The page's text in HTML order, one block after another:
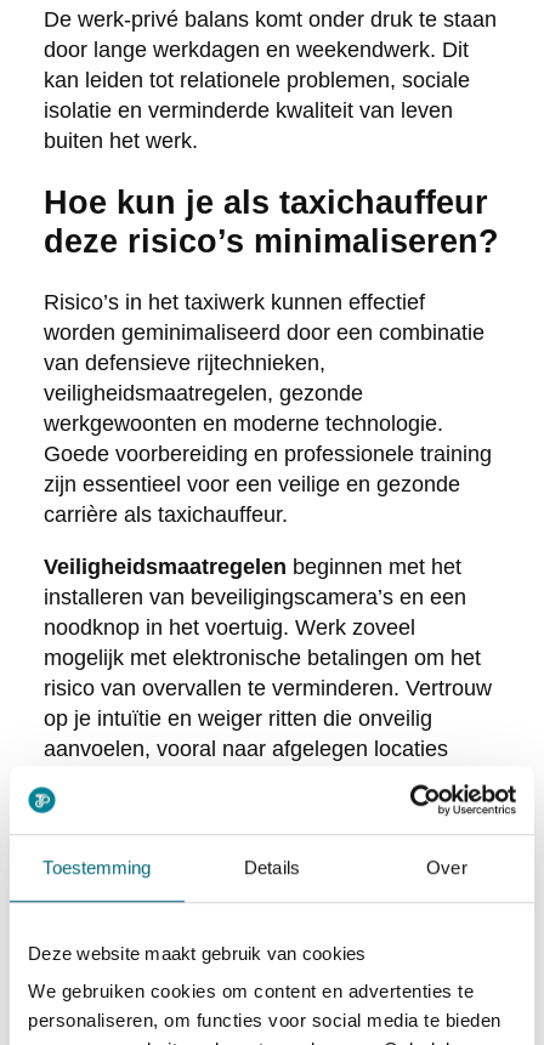
Toestemming Details Over
Deze website maakt gebruik van cookies
We gebruiken cookies om content en advertenties te
personaliseren, om functies voor social media te bieden
De werk-privé balans komt onder druk te staan
door lange werkdagen en weekendwerk. Dit
kan leiden tot relationele problemen, sociale
isolatie en verminderde kwaliteit van leven
buiten het werk.
Hoe kun je als taxichauffeur
deze risico’s minimaliseren?
Risico’s in het taxiwerk kunnen effectief
worden geminimaliseerd door een combinatie
van defensieve rijtechnieken,
veiligheidsmaatregelen, gezonde
werkgewoonten en moderne technologie.
Goede voorbereiding en professionele training
zijn essentieel voor een veilige en gezonde
carrière als taxichauffeur.
Veiligheidsmaatregelen beginnen met het
installeren van beveiligingscamera’s en een
noodknop in het voertuig. Werk zoveel
mogelijk met elektronische betalingen om het
risico van overvallen te verminderen. Vertrouw
op je intuïtie en weiger ritten die onveilig
aanvoelen, vooral naar afgelegen locaties
Defensieve rijtechnieken helpen
verkeersongevallen te voorkomen. Houd
weggebruikers, en neem regelmatig pauzes
om vermoeidheid tegen te gaan. Plan routes
vooraf om stress en tijdsdruk te verminderen.